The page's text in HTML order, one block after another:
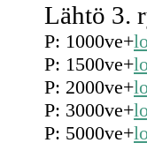
Lähtö 3.
P: 1000ve+
P: 1500ve+
P: 2000ve+
P: 3000ve+
P: 5000ve+